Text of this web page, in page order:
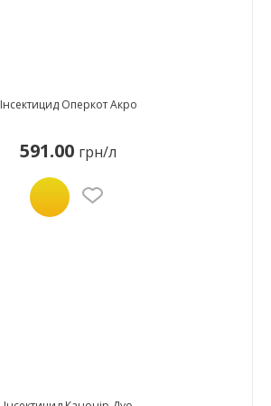
Інсектицид Оперкот Акро
591.00 грн/л